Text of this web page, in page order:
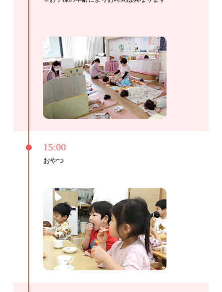
15:00
おやつ